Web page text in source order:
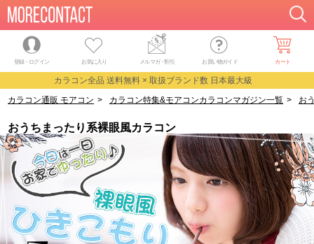
登録・ログイン お気に入り メルマガ・割引 お買い物ガイド カート
カラコン全品 送料無料 × 取扱ブランド数 日本最大級
カラコン通販 モアコン > カラコン特集&モアコンカラコンマガジン一覧 > お
おうちまったり系裸眼風カラコン